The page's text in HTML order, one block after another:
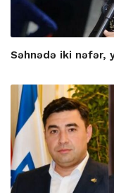
Səhnədə iki nəfər,